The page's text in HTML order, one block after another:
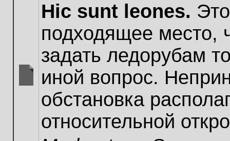
unread
Hic sunt leones.
подходящее место,
задать ледорубам
иной вопрос.
обстановка
относительной